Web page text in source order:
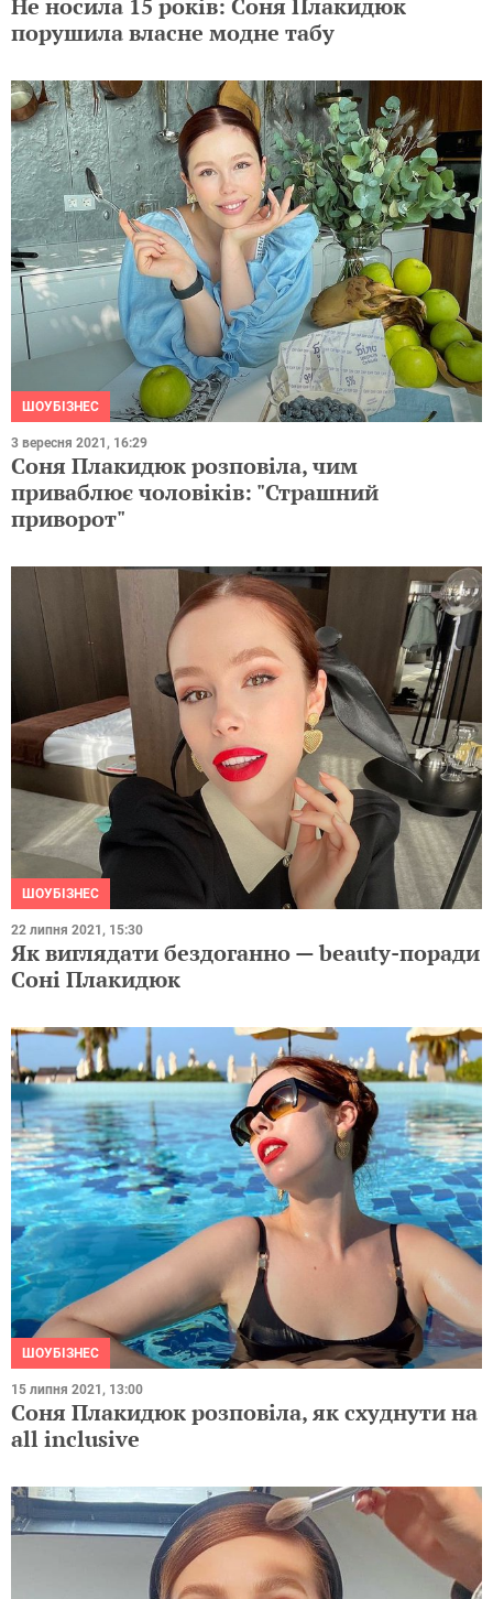
порушила власне модне табу
ШОУБІЗНЕС
3 вересня 2021, 16:29
Соня Плакидюк розповіла, чим
приваблює чоловіків: "Страшний
приворот"
ШОУБІЗНЕС
22 липня 2021, 15:30
Як виглядати бездоганно — beauty-поради
Соні Плакидюк
ШОУБІЗНЕС
15 липня 2021, 13:00
Соня Плакидюк розповіла, як схуднути на
all inclusive